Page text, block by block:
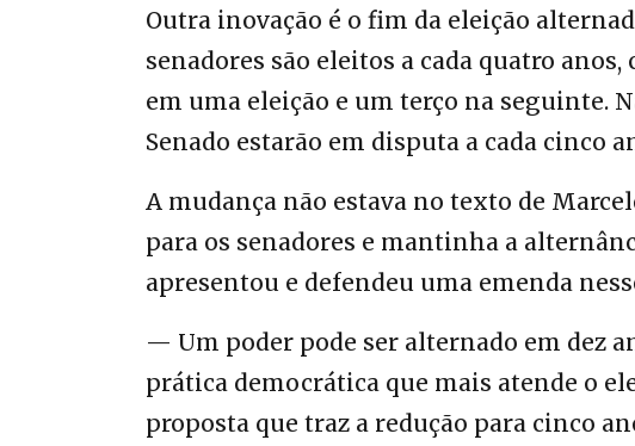
Outra inovação é o fim da eleição
senadores são eleitos a cada quatro
em uma eleição e um terço na seguinte.
Senado estarão em disputa a cada cinco
A mudança não estava no texto de
para os senadores e mantinha a
apresentou e defendeu uma emenda
— Um poder pode ser alternado em dez
prática democrática que mais atende o
proposta que traz a redução para cinco